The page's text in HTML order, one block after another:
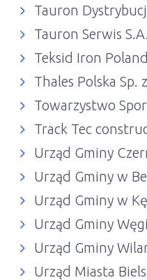
Tauron
Tauron Serwis S.A.
Teksid Iron
Thales Polska Sp.
Towarzystwo
Track Tec
Urząd Gminy
Urząd Gminy w
Urząd Gminy w
Urząd Gminy
Urząd Gminy
Urząd Miasta